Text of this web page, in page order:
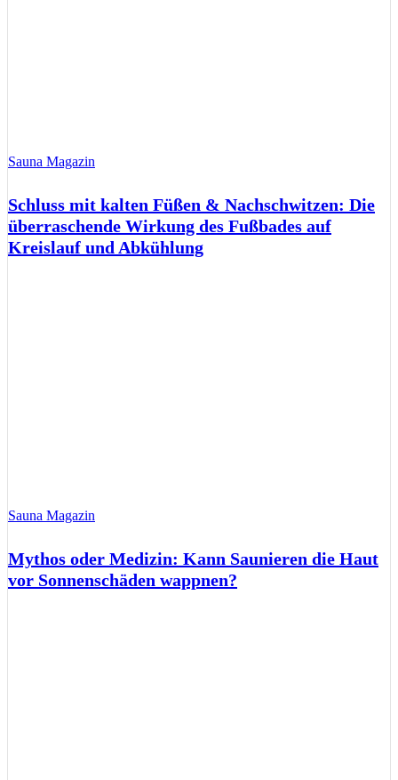
Sauna Magazin
Schluss mit kalten Füßen & Nachschwitzen: Die
überraschende Wirkung des Fußbades auf
Kreislauf und Abkühlung
Sauna Magazin
Mythos oder Medizin: Kann Saunieren die Haut
vor Sonnenschäden wappnen?